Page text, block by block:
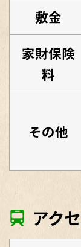
敷金
家財保険
料
その他
アク